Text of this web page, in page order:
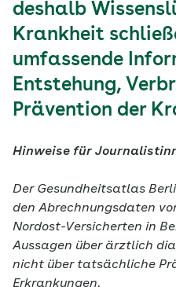
deshalb
Krankheit
umfassende
Entstehung,
Prävention der
Hinweise für
Der Gesundheitsatlas
den Abrechnungsdaten
Nordost-Versicherten in
Aussagen über ärztlich
nicht über tatsächliche
Erkrankungen.